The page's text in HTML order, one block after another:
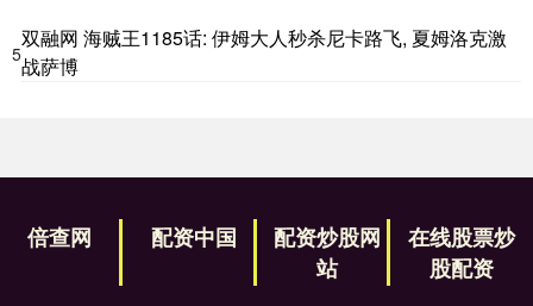
5
双融网 海贼王1185话: 伊姆大人秒杀尼卡路飞, 夏姆洛克激
战萨博
倍查网 配资中国
配资炒股网
站
在线股票炒
股配资